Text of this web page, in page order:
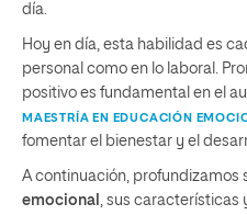
día.
Hoy en día, esta habilidad es
personal como en lo laboral.
positivo es fundamental en el
MAESTRÍA EN EDUCACIÓN
fomentar el bienestar y el
A continuación, profundizamos
emocional
, sus